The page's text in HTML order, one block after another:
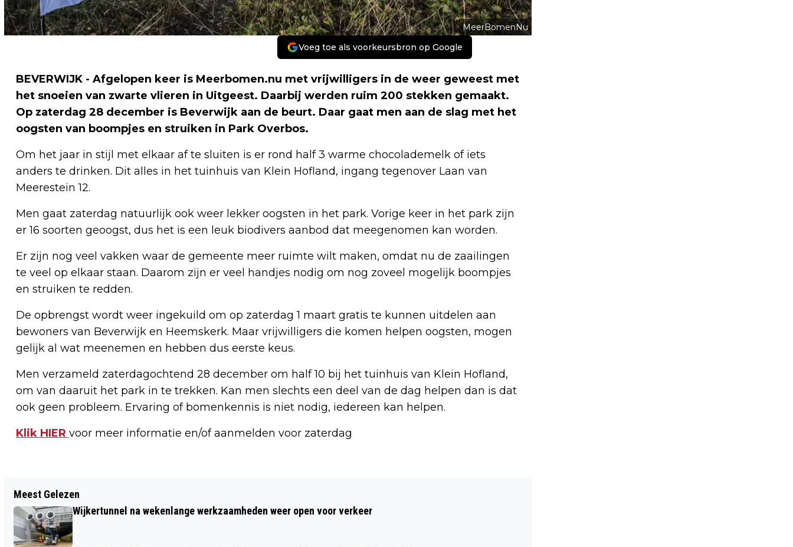
MeerBomenNu
Voeg toe als voorkeursbron op Google
BEVERWIJK - Afgelopen keer is Meerbomen.nu met vrijwilligers in de weer geweest met
het snoeien van zwarte vlieren in Uitgeest. Daarbij werden ruim 200 stekken gemaakt.
Op zaterdag 28 december is Beverwijk aan de beurt. Daar gaat men aan de slag met het
oogsten van boompjes en struiken in Park Overbos.
Om het jaar in stijl met elkaar af te sluiten is er rond half 3 warme chocolademelk of iets
anders te drinken. Dit alles in het tuinhuis van Klein Hofland, ingang tegenover Laan van
Meerestein 12.
Men gaat zaterdag natuurlijk ook weer lekker oogsten in het park. Vorige keer in het park zijn
er 16 soorten geoogst, dus het is een leuk biodivers aanbod dat meegenomen kan worden.
Er zijn nog veel vakken waar de gemeente meer ruimte wilt maken, omdat nu de zaailingen
te veel op elkaar staan. Daarom zijn er veel handjes nodig om nog zoveel mogelijk boompjes
en struiken te redden.
De opbrengst wordt weer ingekuild om op zaterdag 1 maart gratis te kunnen uitdelen aan
bewoners van Beverwijk en Heemskerk. Maar vrijwilligers die komen helpen oogsten, mogen
gelijk al wat meenemen en hebben dus eerste keus.
Men verzameld zaterdagochtend 28 december om half 10 bij het tuinhuis van Klein Hofland,
om van daaruit het park in te trekken. Kan men slechts een deel van de dag helpen dan is dat
ook geen probleem. Ervaring of bomenkennis is niet nodig, iedereen kan helpen.
Klik HIER voor meer informatie en/of aanmelden voor zaterdag
BRAND IN POORT ACHTER ELINK
STERKSTRAAT IN BEVERWIJK
EGMOND-PIER-EGMOND KAN NOG TOT
Meest Gelezen
Wijkertunnel na wekenlange werkzaamheden weer open voor verkeer